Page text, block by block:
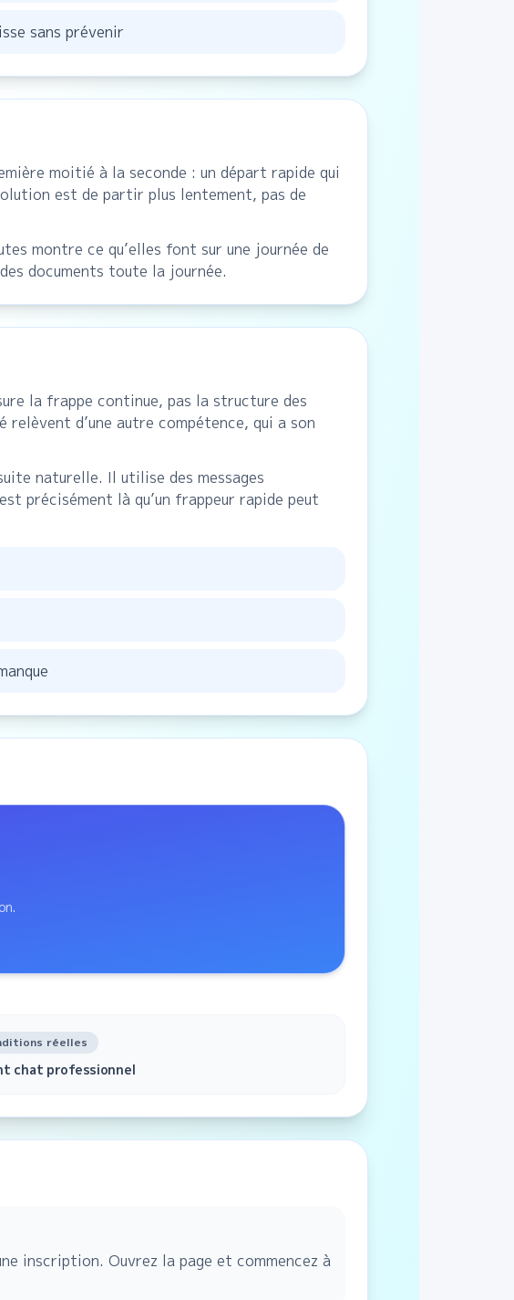
sans prévenir
moitié à la seconde : un départ rapide qui
est de partir plus lentement, pas de
montre ce qu’elles font sur une journée de
documents toute la journée.
la frappe continue, pas la structure des
d’une autre compétence, qui a son
naturelle. Il utilise des messages
précisément là qu’un frappeur rapide peut
réelles
chat professionnel
inscription. Ouvrez la page et commencez à